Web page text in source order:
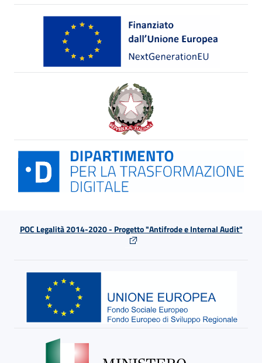
POC Legalità 2014-2020 - Progetto "Antifrode e Internal Audit"